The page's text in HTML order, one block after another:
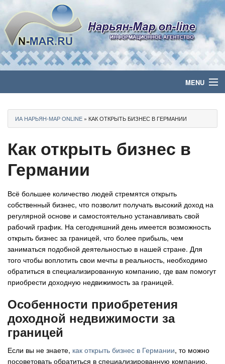
MENU
Политика
Бизнес
Общество
Культура
Медиа
Авто
Спорт
Контакты
ИА НАРЬЯН-МАР ONLINE » КАК ОТКРЫТЬ БИЗНЕС В ГЕРМАНИИ
Как открыть бизнес в
Германии
Всё большее количество людей стремятся открыть
собственный бизнес, что позволит получать высокий доход на
регулярной основе и самостоятельно устанавливать свой
рабочий график. На сегодняшний день имеется возможность
открыть бизнес за границей, что более прибыль, чем
заниматься подобной деятельностью в нашей стране. Для
того чтобы воплотить свои мечты в реальность, необходимо
обратиться в специализированную компанию, где вам помогут
приобрести доходную недвижимость за границей.
Особенности приобретения
доходной недвижимости за
границей
Если вы не знаете, как открыть бизнес в Германии, то можно
посоветовать обратиться в специализированную компанию,